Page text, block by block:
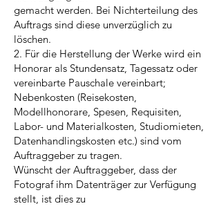
gemacht werden. Bei Nichterteilung des
Auftrags sind diese unverzüglich zu
löschen.
2. Für die Herstellung der Werke wird ein
Honorar als Stundensatz, Tagessatz oder
vereinbarte Pauschale vereinbart;
Nebenkosten (Reisekosten,
Modellhonorare, Spesen, Requisiten,
Labor- und Materialkosten, Studiomieten,
Datenhandlingskosten etc.) sind vom
Auftraggeber zu tragen.
Wünscht der Auftraggeber, dass der
Fotograf ihm Datenträger zur Verfügung
stellt, ist dies zu